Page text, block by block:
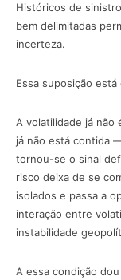
Históricos de
bem delimitadas
incerteza.
Essa suposição
A volatilidade já
já não está contida
tornou-se o sinal
risco deixa de se
isolados e passa a
interação entre
instabilidade
A essa condição